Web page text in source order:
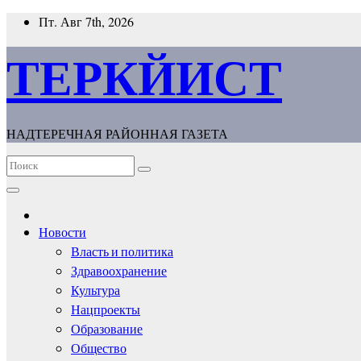
ПерейтиПт. Авг 7th, 2026
ТЕРКЙИСТ
НАДТЕРЕЧНАЯ РАЙОННАЯ ГАЗЕТА
Новости
Власть и политика
Здравоохранение
Культура
Нацпроекты
Образование
Общество